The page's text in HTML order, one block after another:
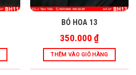
BÓ HOA 13
350.000 ₫
THÊM VÀO GIỎ HÀNG